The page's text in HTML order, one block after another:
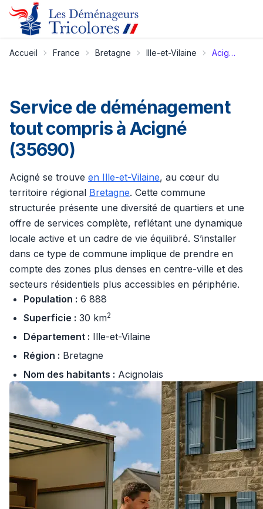
Accueil France Bretagne Ille-et-Vilaine Acigné
Service de déménagement
tout compris à Acigné
(35690)
Acigné se trouve en Ille-et-Vilaine, au cœur du
territoire régional Bretagne. Cette commune
structurée présente une diversité de quartiers et une
offre de services complète, reflétant une dynamique
locale active et un cadre de vie équilibré. S’installer
dans ce type de commune implique de prendre en
compte des zones plus denses en centre-ville et des
secteurs résidentiels plus accessibles en périphérie.
Population : 6 888
Superficie : 30 km2
Département : Ille-et-Vilaine
Région : Bretagne
Nom des habitants : Acignolais